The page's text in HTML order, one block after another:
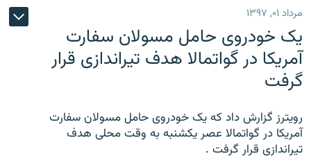
مرداد ۰۱, ۱۳۹۷
یک خودروی حامل مسولان سفارت
آمریکا در گواتمالا هدف تیراندازی قرار
گرفت
رویترز گزارش داد که یک خودروی حامل مسولان سفارت
آمریکا در گواتمالا عصر یکشنبه به وقت محلی هدف
تیراندازی قرار گرفت .